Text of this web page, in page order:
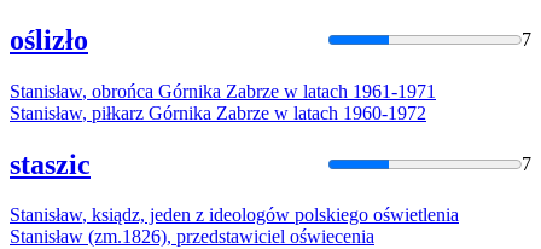
oślizło 7
Stanisław, obrońca Górnika Zabrze w latach 1961-1971
Stanisław, piłkarz Górnika Zabrze w latach 1960-1972
staszic 7
Stanisław, ksiądz, jeden z ideologów polskiego oświetlenia
Stanisław (zm.1826), przedstawiciel oświecenia